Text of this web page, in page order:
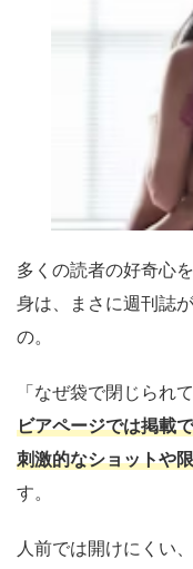
多くの読者の好奇心
身は、まさに週刊誌
の。
「なぜ袋で閉じられ
ビアページでは掲載
刺激的なショットや
す。
人前では開けにくい